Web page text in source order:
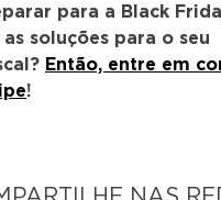
para a Black
soluções para o seu
Então, entre em
!